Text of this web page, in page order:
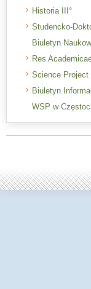
Historia III°
Studencko-
Biuletyn
Res
Science Project
Biuletyn
WSP w